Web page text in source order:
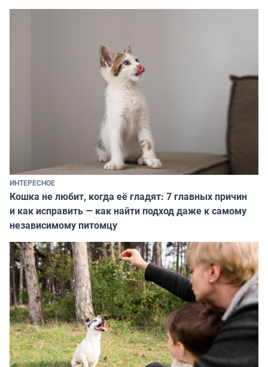
ИНТЕРЕСНОЕ
Кошка не любит, когда её гладят: 7 главных причин
и как исправить — как найти подход даже к самому
независимому питомцу